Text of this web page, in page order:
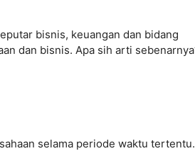
bisnis, keuangan dan bidang
dan bisnis. Apa sih arti
selama periode waktu tertentu.